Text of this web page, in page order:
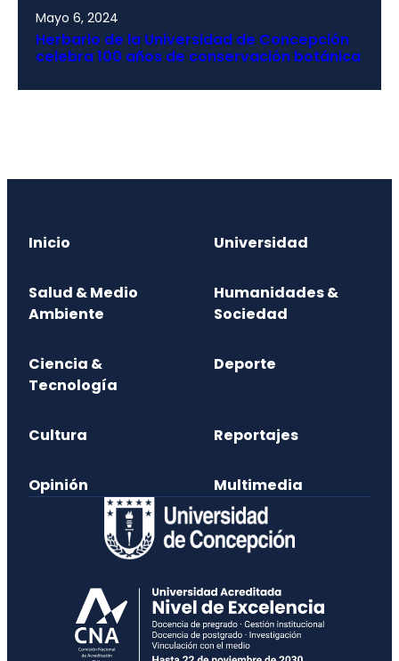
Mayo 6, 2024
Herbario de la Universidad de Concepción
celebra 100 años de conservación botánica
Inicio Universidad
Salud & Medio
Ambiente
Humanidades &
Sociedad
Ciencia &
Tecnología
Deporte
Cultura Reportajes
Opinión Multimedia